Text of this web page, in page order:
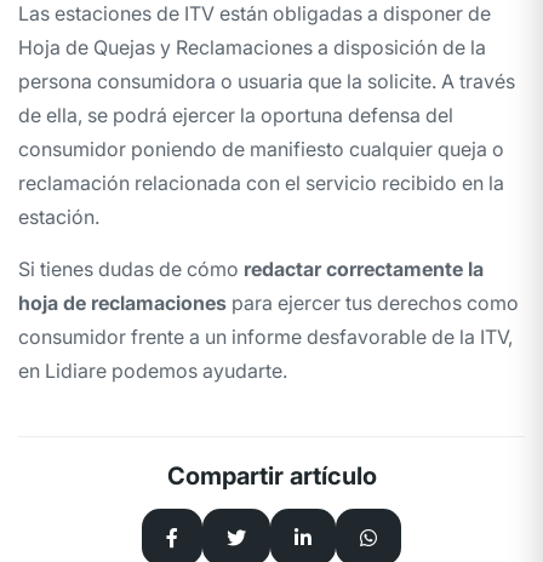
Las estaciones de ITV están obligadas a disponer de
Hoja de Quejas y Reclamaciones a disposición de la
persona consumidora o usuaria que la solicite. A través
de ella, se podrá ejercer la oportuna defensa del
consumidor poniendo de manifiesto cualquier queja o
reclamación relacionada con el servicio recibido en la
estación.
Si tienes dudas de cómo redactar correctamente la
hoja de reclamaciones para ejercer tus derechos como
consumidor frente a un informe desfavorable de la ITV,
en Lidiare podemos ayudarte.
Compartir artículo